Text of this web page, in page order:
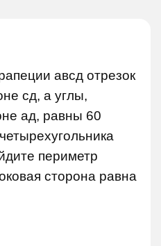
авсд отрезок
сд, а углы,
ад, равны 60
периметр
сторона равна